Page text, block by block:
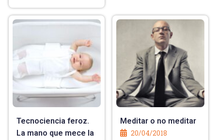
Tecnociencia feroz.
La mano que mece la
Meditar o no meditar
20/04/2018